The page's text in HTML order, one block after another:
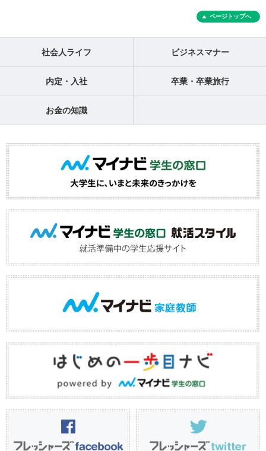
ページトップへ
社会人ライフ ビジネスマナー
内定・入社 卒業・卒業旅行
お金の知識